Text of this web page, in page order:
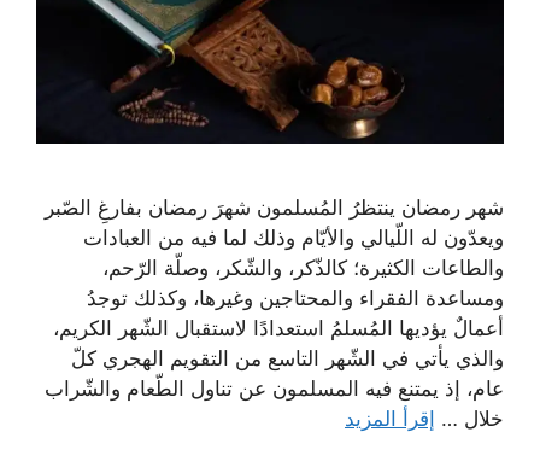
شهر رمضان ينتظرُ المُسلمون شهرَ رمضان بفارغِ الصّبر
ويعدّون له اللّيالي والأيّام وذلك لما فيه من العبادات
والطاعات الكثيرة؛ كالذّكر، والشّكر، وصلّة الرّحم،
ومساعدة الفقراء والمحتاجين وغيرها، وكذلك توجدُ
أعمالٌ يؤديها المُسلمُ استعدادًا لاستقبال الشّهر الكريم،
والذي يأتي في الشّهر التاسع من التقويم الهجري كلّ
عام، إذ يمتنع فيه المسلمون عن تناول الطّعام والشّراب
خلال … إقرأ المزيد